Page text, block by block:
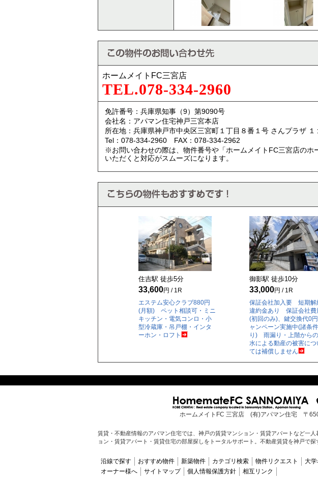
ホームメイトFC三宮店
TEL.078-334-2960
免許番号：兵庫県知事（9）第9090号
会社名：アパマン住宅神戸三宮本店
所在地：兵庫県神戸市中央区三宮町１丁目８番１号 さんプラザ １
Tel：078-334-2960 FAX：078-334-2962
※お問い合わせの際は、物件番号や「ホームメイトFC三宮店のホ
いただくと対応がスムーズになります。
住吉駅 徒歩5分
33,600円 / 1R
エステム安心クラブ880円
(月額) ペット相談可・ミニ
キッチン・電気コンロ・小
型冷蔵庫・吊戸棚・インタ
ーホン・ロフト
御影駅 徒歩10分
33,000円 / 1R
保証会社加入要 短期解
違約金あり 保証会社費
(初回のみ)、鍵交換代0
ャンペーン実施中(諸条
り) 雨漏り・上階から
水による動産の被害につ
ては補償しません
ホームメイトFC 三宮店 (有)アパマン住宅 〒
賃貸・不動産情報のアパマン住宅では、神戸の賃貸マンション・賃貸アパートなど一
ョン・賃貸アパート・賃貸住宅の部屋探しをトータルサポート。不動産賃貸を神戸で
沿線で探す おすすめ物件 新築物件 カテゴリ検索 物件リクエスト 大
オーナー様へ
サイトマップ 個人情報保護方針 相互リンク